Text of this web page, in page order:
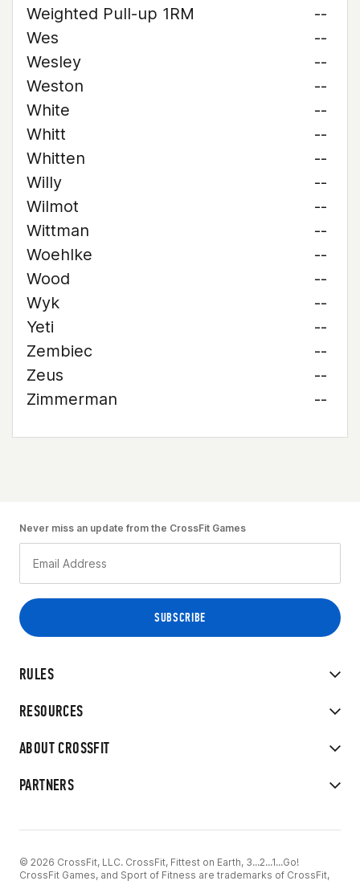
Weighted Pull-up 1RM
--
Wes
--
Wesley
--
Weston
--
White
--
Whitt
--
Whitten
--
Willy
--
Wilmot
--
Wittman
--
Woehlke
--
Wood
--
Wyk
--
Yeti
--
Zembiec
--
Zeus
--
Zimmerman
--
RULES
RESOURCES
ABOUT CROSSFIT
PARTNERS
Never miss an update from the CrossFit Games
© 2026 CrossFit, LLC. CrossFit, Fittest on Earth, 3...2...1...Go!
CrossFit Games, and Sport of Fitness are trademarks of CrossFit,